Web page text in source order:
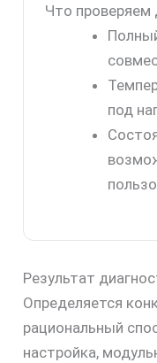
Что проверяем
под
Результат
Определяется
рациональный
настройка,